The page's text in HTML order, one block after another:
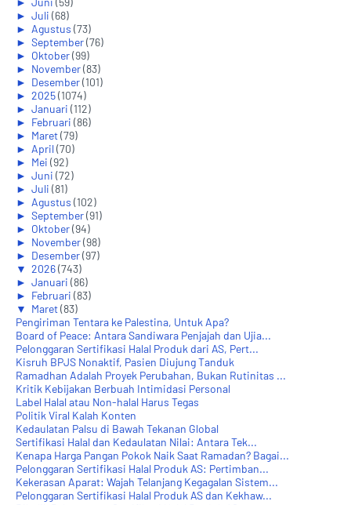
► Juli (68)
► Agustus (73)
► September(76)
► Oktober(99)
► November(83)
► Desember(101)
► 2025(1074)
► Januari (112)
► Februari (86)
► Maret(79)
► April(70)
► Mei (92)
► Juni (72)
► Juli (81)
► Agustus (102)
► September(91)
► Oktober(94)
► November(98)
► Desember(97)
▼ 2026(743)
► Januari (86)
► Februari (83)
▼ Maret(83)
Pengiriman Tentara ke Palestina, Untuk Apa?
Board of Peace: Antara Sandiwara Penjajah dan Ujia...
Pelonggaran Sertifikasi Halal Produk dari AS, Pert...
Kisruh BPJS Nonaktif, Pasien Diujung Tanduk
Ramadhan Adalah Proyek Perubahan, Bukan Rutinitas ...
Kritik Kebijakan Berbuah Intimidasi Personal
Label Halal atau Non-halal Harus Tegas
Politik Viral Kalah Konten
Kedaulatan Palsu di Bawah Tekanan Global
Sertifikasi Halal dan Kedaulatan Nilai: Antara Tek...
Kenapa Harga Pangan Pokok Naik Saat Ramadan? Bagai...
Pelonggaran Sertifikasi Halal Produk AS: Pertimban...
Kekerasan Aparat: Wajah Telanjang Kegagalan Sistem...
Pelonggaran Sertifikasi Halal Produk AS dan Kekhaw...